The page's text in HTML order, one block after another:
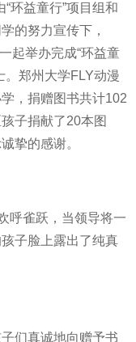
环益童行”项目组和
的努力宣传下，
起举办完成“环益童
。郑州大学FLY动漫
，捐赠图书共计102
子捐献了20本图
挚的感谢。
呼雀跃，当领导将一
子脸上露出了纯真
们真诚地向赠予书